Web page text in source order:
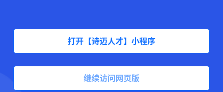
打开【诗迈人才】小程序
继续访问网页版